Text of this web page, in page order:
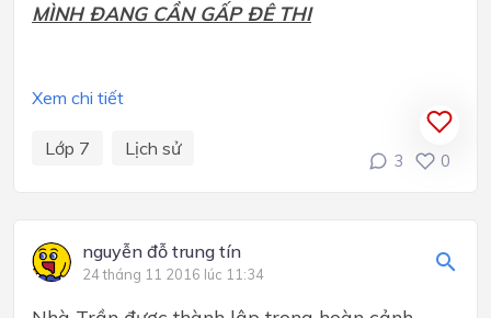
MÌNH ĐANG CẦN GẤP ĐÊ THI
Xem chi tiết
Lớp 7 Lịch sử
3 0
nguyễn đỗ trung tín
24 tháng 11 2016 lúc 11:34